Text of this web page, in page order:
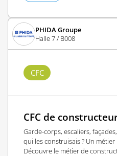
PHIDA Groupe
Halle 7 / B008
CFC
CFC de
Garde-corps, escaliers,
qui les construisais ? Un
Découvre le métier de